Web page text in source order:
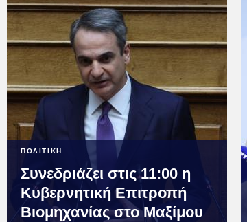
ΠΟΛΙΤΙΚΗ
Συνεδριάζει στις 11:00 η
Κυβερνητική Επιτροπή
Βιομηχανίας στο Μαξίμου